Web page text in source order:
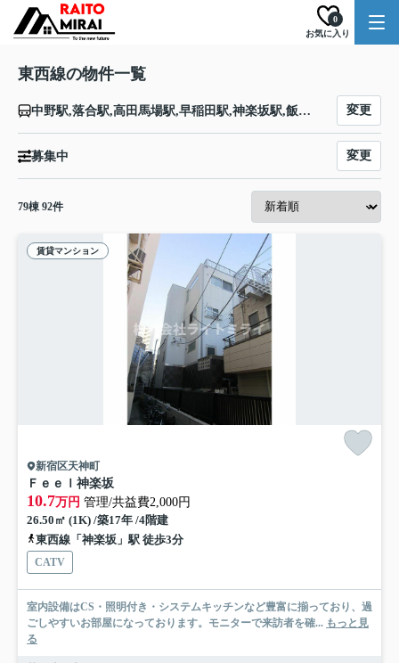
お気に入り
0
東西線の物件一覧
中野駅,落合駅,高田馬場駅,早稲田駅,神楽坂駅,飯田橋駅,九段下駅,竹橋駅,大手町駅,日本橋駅,茅場町駅,門前仲町駅,木場駅,東陽町駅,南砂町駅,西葛西駅,葛西駅,浦安駅,南行徳駅,行徳駅,妙典駅,原木中山駅,西船橋駅 変更
募集中 変更
79棟 92件
賃貸マンション
新宿区天神町
Ｆｅｅｌ神楽坂
10.7万円 管理/共益費2,000円
26.50㎡ (1K) /築17年 /4階建
東西線「神楽坂」駅 徒歩3分
CATV
室内設備はCS・照明付き・システムキッチンなど豊富に揃っており、過
ごしやすいお部屋になっております。モニターで来訪者を確... もっと見
る